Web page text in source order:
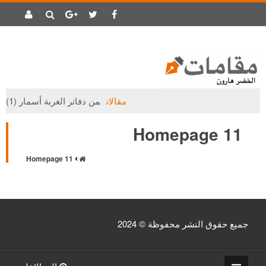
مقالات من دفاتر الغربة أسمار (1)
Homepage 11
Homepage 11
جميع حقوق النشر محفوظة © 2024